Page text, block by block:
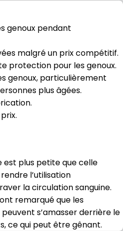
genoux pendant
malgré un prix compétitif.
protection pour les genoux.
genoux, particulièrement
plus âgées.
est plus petite que celle
l’utilisation
la circulation sanguine.
remarqué que les
s’amasser derrière le
ce qui peut être gênant.